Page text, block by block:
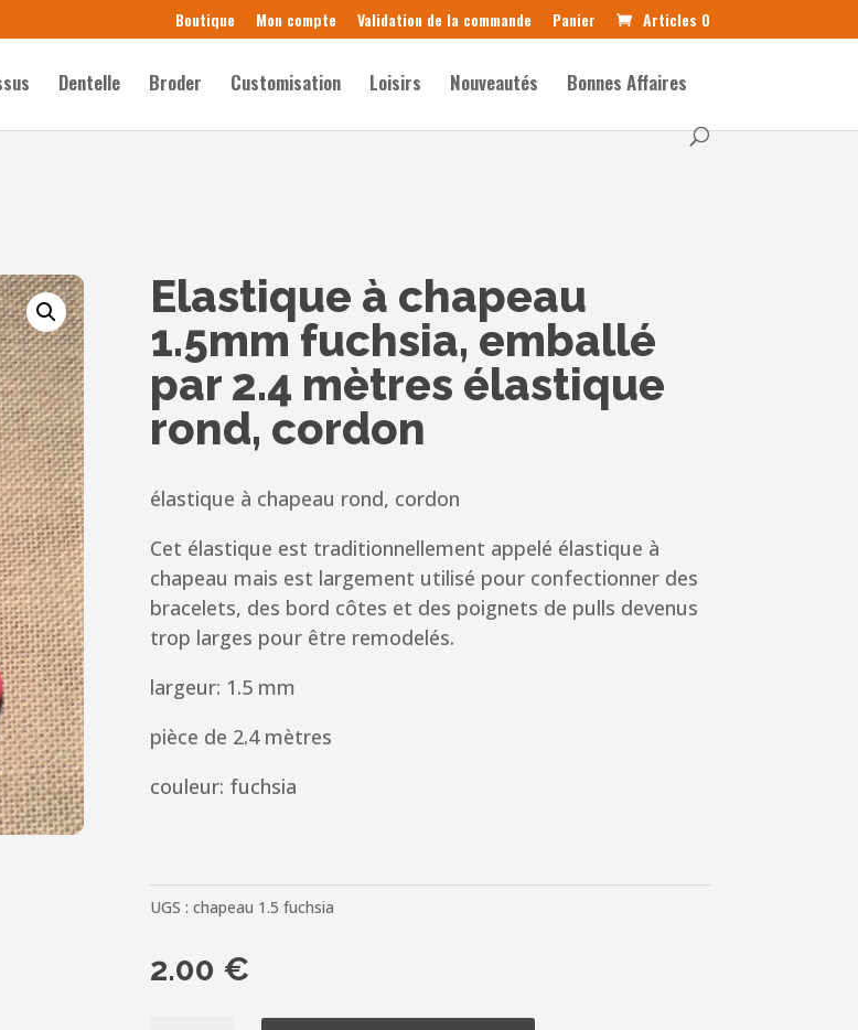
Boutique Mon compte Validation de la commande Panier Articles 0
Dentelle Broder Customisation Loisirs Nouveautés Bonnes Affaires
Elastique à chapeau
1.5mm fuchsia, emballé
par 2.4 mètres élastique
rond, cordon
élastique à chapeau rond, cordon
Cet élastique est traditionnellement appelé élastique à
chapeau mais est largement utilisé pour confectionner des
bracelets, des bord côtes et des poignets de pulls devenus
trop larges pour être remodelés.
largeur: 1.5 mm
pièce de 2.4 mètres
couleur: fuchsia
UGS : chapeau 1.5 fuchsia
2.00 €